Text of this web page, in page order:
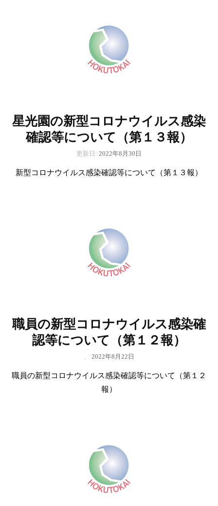
星光園の新型コロナウイルス感染
確認等について（第１３報）
更新日: 2022年8月30日
新型コロナウイルス感染確認等について（第１３報）
職員の新型コロナウイルス感染確
認等について（第１２報）
2022年8月22日
職員の新型コロナウイルス感染確認等について（第１２
報）